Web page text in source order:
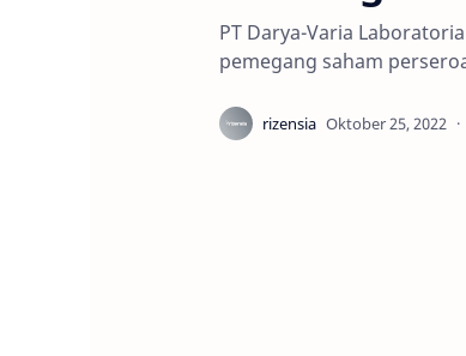
PT Darya-Varia
pemegang saham